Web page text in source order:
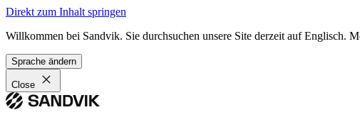
Direkt zum Inhalt springen
Willkommen bei Sandvik. Sie durchsuchen unsere Site derzeit auf Englisch.
Sprache ändern
Close